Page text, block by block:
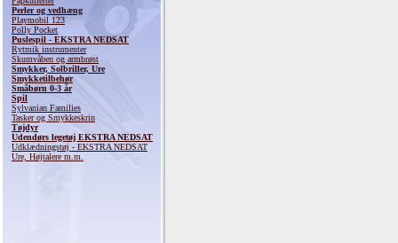
Perler og vedhæng
Playmobil 123
Polly Pocket
Puslespil - EKSTRA NEDSAT
Rytmik instrumenter
Skumvåben og armbrøst
Smykker, Solbriller, Ure
Smykketilbehør
Småbørn 0-3 år
Spil
Sylvanian Families
Tasker og Smykkeskrin
Tøjdyr
Udendørs legetøj EKSTRA NEDSAT
Udklædningstøj - EKSTRA NEDSAT
Ure, Højtalere m.m.